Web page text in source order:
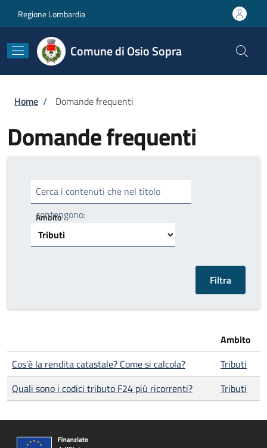
Regione Lombardia
Comune di Osio Sopra
Briciole di pane
Home / Domande frequenti
Domande frequenti
Cerca i contenuti che nel titolo
contengono:
Ambito
Ambito
Cos'è la rendita catastale? Come si calcola?
Tributi
Quali sono i codici tributo F24 più ricorrenti?
Tributi